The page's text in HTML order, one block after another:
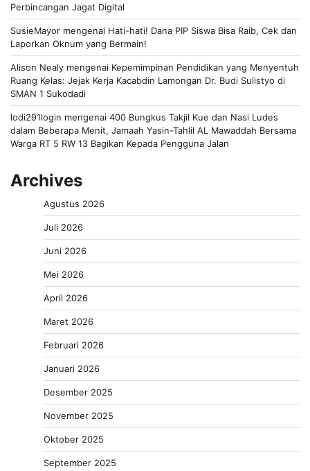
Perbincangan Jagat Digital
SusieMayor mengenai Hati-hati! Dana PIP Siswa Bisa Raib, Cek dan
Laporkan Oknum yang Bermain!
Alison Nealy mengenai Kepemimpinan Pendidikan yang Menyentuh
Ruang Kelas: Jejak Kerja Kacabdin Lamongan Dr. Budi Sulistyo di
SMAN 1 Sukodadi
lodi291login mengenai 400 Bungkus Takjil Kue dan Nasi Ludes
dalam Beberapa Menit, Jamaah Yasin-Tahlil AL Mawaddah Bersama
Warga RT 5 RW 13 Bagikan Kepada Pengguna Jalan
Archives
Agustus 2026
Juli 2026
Juni 2026
Mei 2026
April 2026
Maret 2026
Februari 2026
Januari 2026
Desember 2025
November 2025
Oktober 2025
September 2025